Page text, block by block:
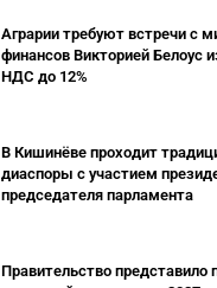
Аграрии требуют встречи с
финансов Викторией Белоус
НДС до 12%
В Кишинёве проходит
диаспоры с участием
председателя парламента
Правительство представило